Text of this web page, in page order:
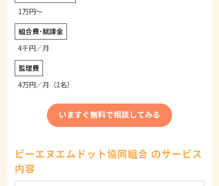
1万円〜
組合費･賦課金
4千円／月
監理費
4万円／月（1名）
いますぐ無料で相談してみる
ビーエヌエムドット協同組合 のサービス
内容